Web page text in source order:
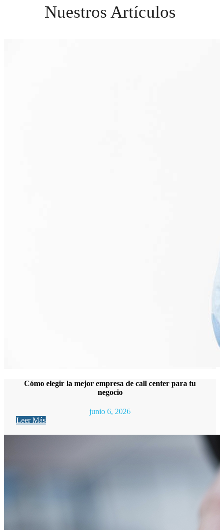
Nuestros Artículos
Cómo elegir la mejor empresa de call center para tu
negocio
junio 6, 2026
Leer Más